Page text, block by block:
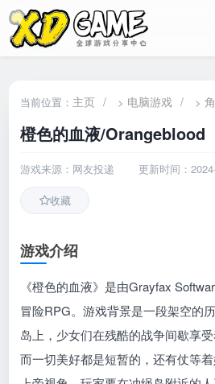
当前位置： 主页 / > 电脑游戏 / >
橙色的血液/Orangeblood
游戏来源：网友投递 更新时间：
收藏
游戏介绍
《橙色的血液》是由Grayfax
冒险RPG。游戏背景是一段架空的
岛上，少女们在残酷的战争间歇享
而一切美好都是短暂的，还有仗等